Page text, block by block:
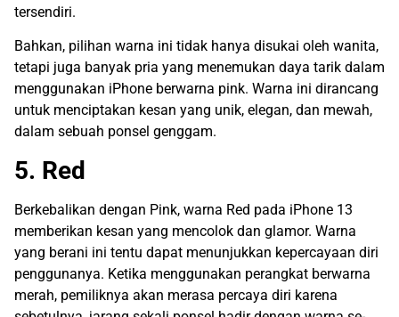
tersendiri.
Bahkan, pilihan warna ini tidak hanya disukai oleh wanita,
tetapi juga banyak pria yang menemukan daya tarik dalam
menggunakan iPhone berwarna pink. Warna ini dirancang
untuk menciptakan kesan yang unik, elegan, dan mewah,
dalam sebuah ponsel genggam.
5. Red
Berkebalikan dengan Pink, warna Red pada iPhone 13
memberikan kesan yang mencolok dan glamor. Warna
yang berani ini tentu dapat menunjukkan kepercayaan diri
penggunanya. Ketika menggunakan perangkat berwarna
merah, pemiliknya akan merasa percaya diri karena